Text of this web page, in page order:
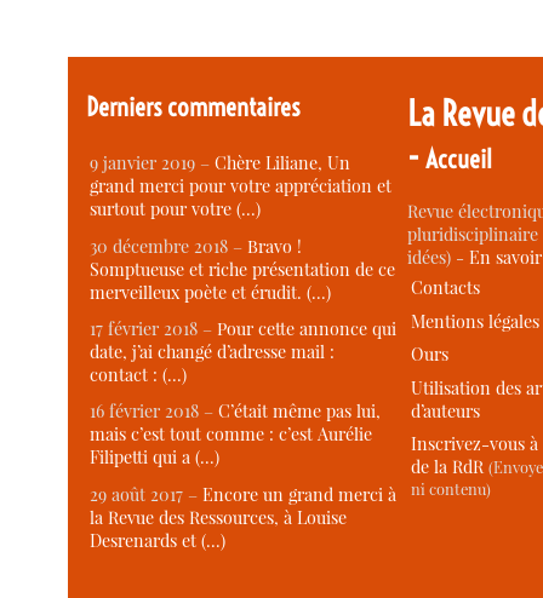
Derniers commentaires
9 janvier 2019 –Chère Liliane, Un
grand merci pour votre appréciation et
surtout pour votre (…)
30 décembre 2018 –Bravo !
Somptueuse et riche présentation de ce
merveilleux poète et érudit. (…)
17 février 2018 –Pour cette annonce qui
date, j’ai changé d’adresse mail :
contact : (…)
16 février 2018 –C’était même pas lui,
mais c’est tout comme : c’est Aurélie
Filipetti qui a (…)
29 août 2017 –Encore un grand merci à
la Revue des Ressources, à Louise
Desrenards et (…)
La Revue
-Accueil
Revue
idées) -En
Contacts
Mentions légales
Ours
Utilisation des
d’auteurs
Inscrivez-vous
de la RdR
ni contenu)